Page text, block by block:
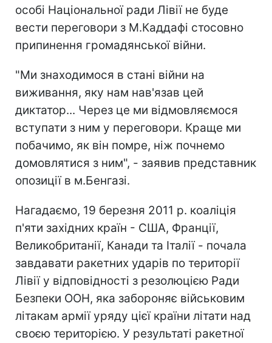
особі Національної ради Лівії не буде
вести переговори з М.Каддафі стосовно
припинення громадянської війни.
"Ми знаходимося в стані війни на
виживання, яку нам нав'язав цей
диктатор... Через це ми відмовляємося
вступати з ним у переговори. Краще ми
побачимо, як він помре, ніж почнемо
домовлятися з ним", - заявив представник
опозиції в м.Бенгазі.
Нагадаємо, 19 березня 2011 р. коаліція
п'яти західних країн - США, Франції,
Великобританії, Канади та Італії - почала
завдавати ракетних ударів по території
Лівії у відповідності з резолюцією Ради
Безпеки ООН, яка забороняє військовим
літакам армії уряду цієї країни літати над
своєю територією. У результаті ракетної